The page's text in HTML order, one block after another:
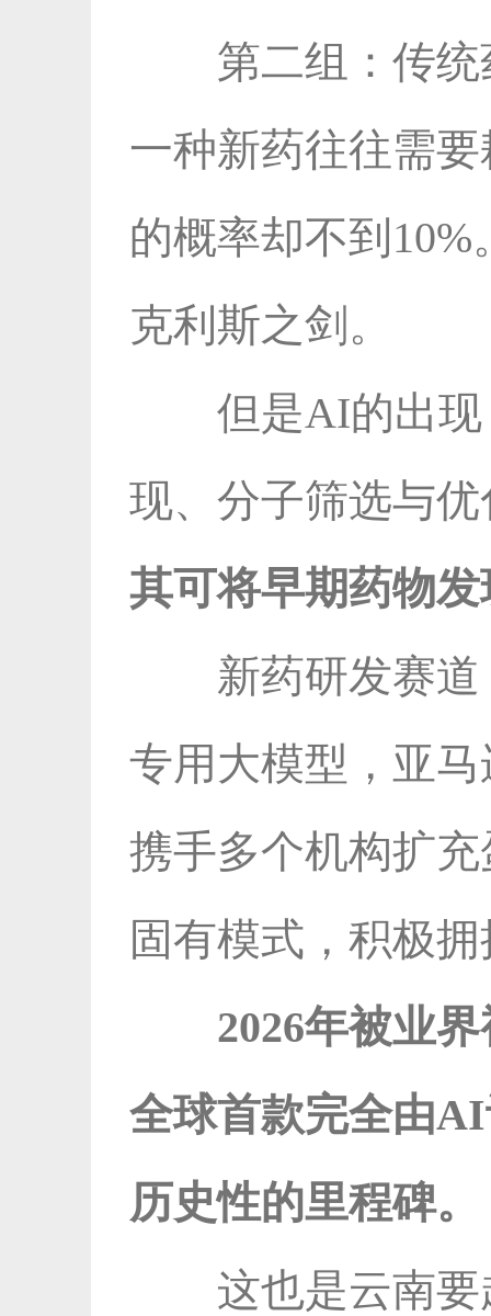
第二组：传
一种新药往往需
的概率却不到
克利斯之剑。
但是AI的出
现、分子筛选与
其可将早期药物
新药研发赛
专用大模型，亚
携手多个机构扩
固有模式，积极
2026年被业
全球首款完全由
历史性的里程碑。
这也是云南